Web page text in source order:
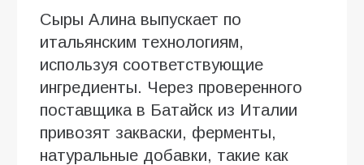
Сыры Алина выпускает по
итальянским технологиям,
используя соответствующие
ингредиенты. Через проверенного
поставщика в Батайск из Италии
привозят закваски, ферменты,
натуральные добавки, такие как